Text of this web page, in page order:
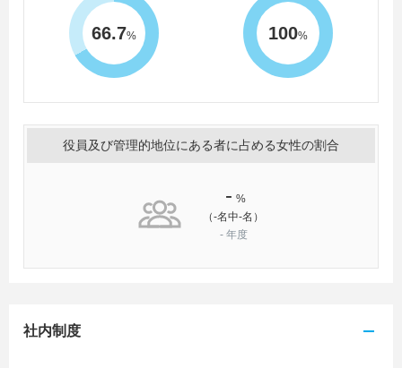
66.7% 100%
役員及び管理的地位にある者に占める女性の割合
- %
（-名中-名）
- 年度
社内制度